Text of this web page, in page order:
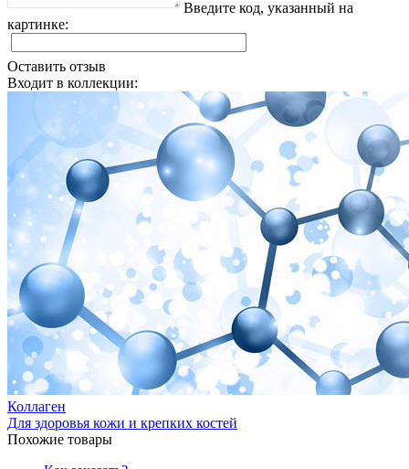
Введите код, указанный на
картинке:
Оставить отзыв
Входит в коллекции:
Коллаген
Для здоровья кожи и крепких костей
Похожие товары